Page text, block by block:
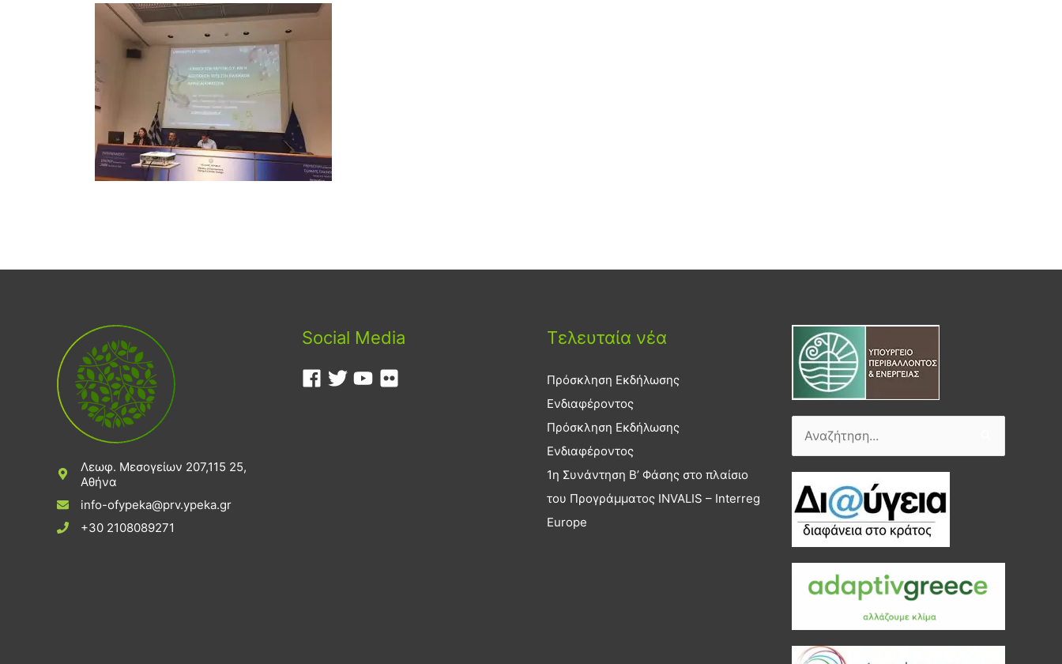
Λεωφ. Μεσογείων 207,115 25,
Αθήνα
info-ofypeka@prv.ypeka.gr
+30 2108089271
Social Media Τελευταία νέα
Πρόσκληση Εκδήλωσης
Ενδιαφέροντος
Πρόσκληση Εκδήλωσης
Ενδιαφέροντος
1η Συνάντηση Β’ Φάσης στο πλαίσιο
του Προγράμματος INVALIS – Interreg
Europe
Αναζήτηση